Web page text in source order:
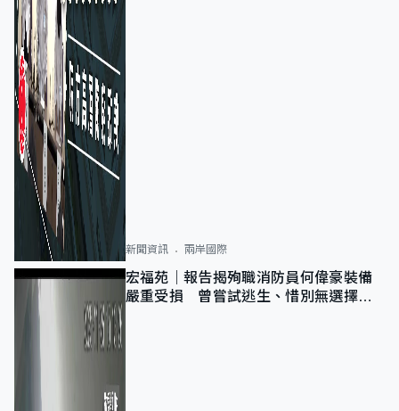
新聞資訊 兩岸國際
宏福苑｜報告揭殉職消防員何偉豪裝備
嚴重受損 曾嘗試逃生、惜別無選擇下